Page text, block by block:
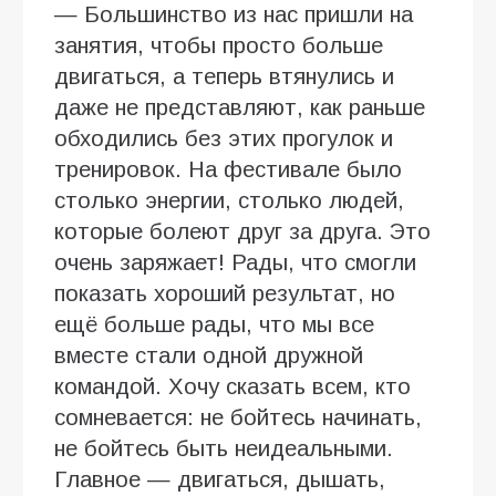
— Большинство из нас пришли на
занятия, чтобы просто больше
двигаться, а теперь втянулись и
даже не представляют, как раньше
обходились без этих прогулок и
тренировок. На фестивале было
столько энергии, столько людей,
которые болеют друг за друга. Это
очень заряжает! Рады, что смогли
показать хороший результат, но
ещё больше рады, что мы все
вместе стали одной дружной
командой. Хочу сказать всем, кто
сомневается: не бойтесь начинать,
не бойтесь быть неидеальными.
Главное — двигаться, дышать,